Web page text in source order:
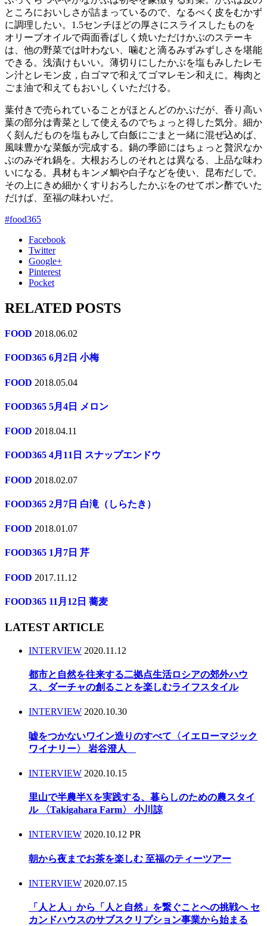
ところにおいしさが詰まっているので、なるべく皮をむかず
に調理したい。1.5センチほどの厚さにスライスしたものを
オリーブオイルで両面香ばしく焼いただけかぶのステーキ
は、他の野菜では叶わない、噛むと滴るみずみずしさを堪能
できる。浅漬けもいい。薄切りにしたかぶを塩もみしたレモ
ン汁とレモン皮，白ゴマで和えてゴマレモン和えに。梅肉と
ごま油で和えてもおいしくいただける。
葉付きで売られていることがほとんどのかぶだが、香り高い
葉の部分は青菜として使えるのでちょっと得した気分。細か
く刻んだものを塩もみして白飯にごまと一緒に混ぜ込めば、
風味豊かな菜飯が完成する。鍋の季節にはちょっと贅沢なか
ぶのみぞれ鍋を。大根おろしのそれとは異なる、上品な味わ
いになる。具材もキンメ鯛や白子などを使い、昆布だしで。
その上にきめ細かくすりおろしたかぶをのせてポン酢でいた
だけば、至福の味わいだ。
#food365
Facebook
Twitter
Google+
Pinterest
Pocket
RELATED POSTS
FOOD 2018.06.02
FOOD365 6月2日 小梅
FOOD 2018.05.04
FOOD365 5月4日 メロン
FOOD 2018.04.11
FOOD365 4月11日 スナップエンドウ
FOOD 2018.02.07
FOOD365 2月7日 白滝（しらたき）
FOOD 2018.01.07
FOOD365 1月7日 芹
FOOD 2017.11.12
FOOD365 11月12日 蕎麦
LATEST ARTICLE
INTERVIEW 2020.11.12
都市と自然を往来する二拠点生活ロシアの郊外ハウ
ス、ダーチャの創ることを楽しむライフスタイル
INTERVIEW 2020.10.30
嘘をつかないワイン造りのすべて〈イエローマジック
ワイナリー〉 岩谷澄人
INTERVIEW 2020.10.15
里山で半農半Xを実践する、暮らしのための農スタイ
ル 〈Takigahara Farm〉 小川諒
INTERVIEW 2020.10.12 PR
朝から夜までお茶を楽しむ 至福のティーツアー
INTERVIEW 2020.07.15
「人と人」から「人と自然」を繋ぐことへの挑戦へ セ
カンドハウスのサブスクリプション事業から始まる